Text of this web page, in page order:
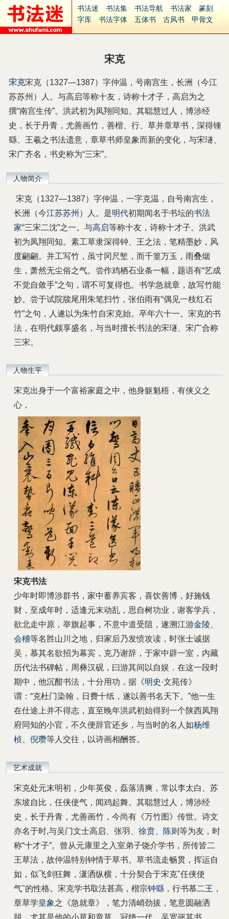
书法迷 书法集 书法导航 书法家
篆刻
字库
书法字体 五体书 古风书
甲骨文
字形 大字
中医 象棋
字体下载
免费字体 中文字体
英文字体
Ai矢量
P图宝 南无阿弥陀佛
意见反馈
安全网站
捐赠 繁體版
宋克
宋克宋克（1327—1387）字仲温，号南宫生，长洲（今江
苏苏州）人。与高启等称十友，诗称十才子，高启为之
撰“南宫生传”。洪武初为凤翔同知。其聪慧过人，博涉经
史，长于丹青，尤善画竹，善楷、行、草并章草书，深得锺
繇、王羲之书法遗意，章草书师皇象而新的变化，与宋璲、
宋广齐名，书史称为“三宋”。
人物简介
宋克（1327―1387）字仲温，一字克温，自号南宫生，
长洲（今江苏苏州 ）人。是明代初期闻名于书坛的书法
家“三宋二沈”之一。与高启等称十友，诗称十才子。洪武
初为凤翔同知。素工草隶深得钟、王之法，笔精墨妙，风
度翩翩。并工写竹，虽寸冈尺堑，而千篁万玉，雨叠烟
生，萧然无尘俗之气。尝作鸡栖石业条一幅，题语有“艺成
不觉自敛手”之句，谓不可复得也。书学急就章，故写竹能
妙。尝于试院牍尾用朱笔扫竹，张伯雨有“偶见一枝红石
竹”之句，人遂以为朱竹自宋克始。卒年六十一。宋克的书
法，在明代颇享盛名，与当时擅长书法的宋璲、宋广合称
三宋。
人物生平
宋克出身于一个富裕家庭之中，他身躯魁梧，有侠义之
心，
宋克书法
少年时即博涉群书，家中蓄养宾客，喜饮善博，好施钱
财，至成年时，适逢元末动乱，思自树功业，谢客学兵，
欲北走中原，举旗起事，不意中道受阻，遂溯江游金陵
会稽等名胜山川之地，归家后乃发愤攻读，时张士诚据
吴，慕其名欲招为幕宾，克乃谢辞，于家中辟一室，内藏
历代法书碑帖，周彝汉砚，曰游其间以自娱．在这一段时
期中，他沉酣书法，十分用功，据《明史 ·文苑传》
谓：“克杜门染翰，日费十纸，遂以善书名天下。”他一生
在仕途上并不得志，直至晚年洪武初始得到一个陕西凤翔
府同知的小官，不久便辞官还乡，与当时的名人如杨维
桢
倪瓒等人交往，以诗画相酬答。
艺术成就
宋克处元末明初，少年英俊，磊落清爽，常以李太白、苏
东坡自比，任侠使气，闻鸡起舞。其聪慧过人，博涉经
史，长于丹青，尤善画竹，今尚有《万竹图》传世。诗文
亦名于时,与吴门文士高启、张羽、 徐贲 陈则 等为友，时
称“十才子”。曾从元康里之入室弟子饶介学书，所传皆二
王草法，故仲温特别钟情于草书。草书流走畅贯，挥运自
如，似飞剑狂舞，潇洒纵横，十分契合于宋克"任侠使
气"的性格。宋克学书取法甚高，楷宗钟繇 ，行书慕二王 ，
章草学皇象之《急就章》，笔力清峭劲拔，笔意圆融洒
脱，尤其是他的小草和章草，冠绝一代，吴宽评其书